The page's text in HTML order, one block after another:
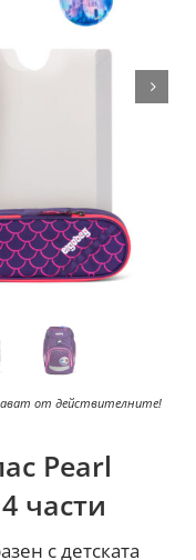
от действителните!
Pearl
части
с детската